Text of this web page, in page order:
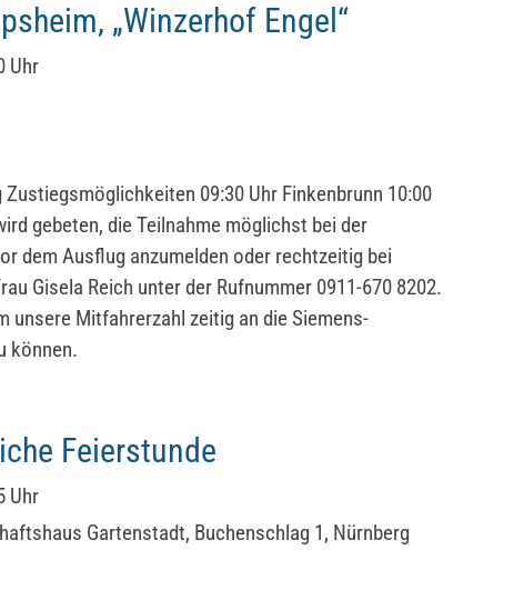
„Winzerhof Engel“
Uhr
09:30 Uhr Finkenbrunn 10:00
gebeten, die Teilnahme möglichst bei der
dem Ausflug anzumelden oder rechtzeitig bei
Gisela Reich unter der Rufnummer 0911-670 8202.
unsere Mitfahrerzahl zeitig an die Siemens-
können.
Feierstunde
Uhr
Gartenstadt, Buchenschlag 1, Nürnberg